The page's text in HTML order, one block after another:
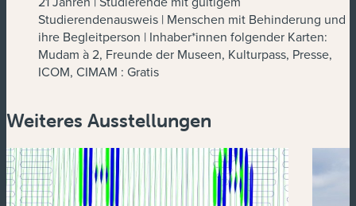
Studierendenausweis | Menschen mit Behinderung und
ihre Begleitperson | Inhaber*innen folgender Karten:
Mudam à 2, Freunde der Museen, Kulturpass, Presse,
ICOM, CIMAM : Gratis
Weiteres Ausstellungen